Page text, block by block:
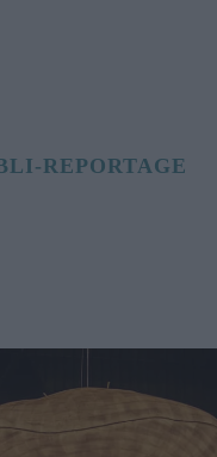
REPORTAGE